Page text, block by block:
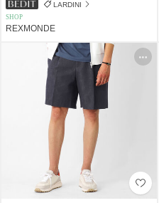
LARDINI
SHOP
REXMONDE